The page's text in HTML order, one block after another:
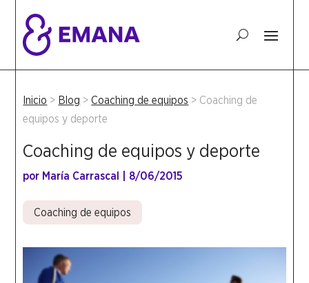
Inicio > Blog >Coaching de equipos > Coaching de
equipos y deporte
Coaching de equipos y deporte
por María Carrascal 8/06/2015
Coaching de equipos